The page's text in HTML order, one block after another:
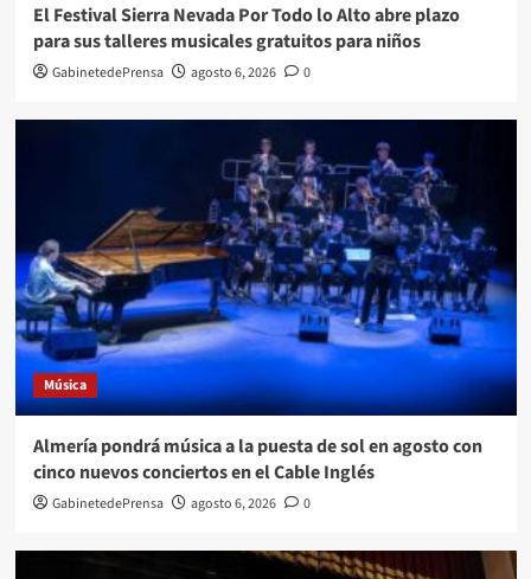
El Festival Sierra Nevada Por Todo lo Alto abre plazo
para sus talleres musicales gratuitos para niños
GabinetedePrensa agosto 6, 2026 0
Música
Almería pondrá música a la puesta de sol en agosto con
cinco nuevos conciertos en el Cable Inglés
GabinetedePrensa agosto 6, 2026 0